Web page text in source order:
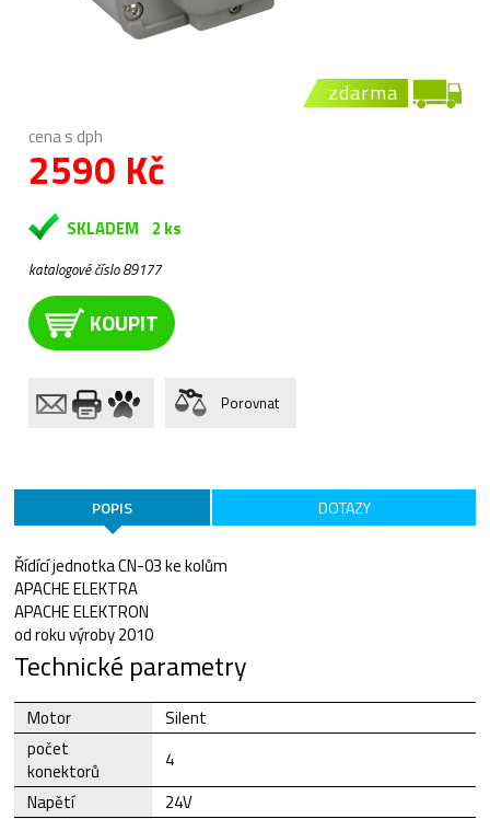
zdarma
cena s dph
2590 Kč
SKLADEM 2 ks
katalogové číslo 89177
KOUPIT
Porovnat
POPIS DOTAZY
Řídící jednotka CN-03 ke kolům
APACHE ELEKTRA
APACHE ELEKTRON
od roku výroby 2010
Technické parametry
Motor
Silent
počet
konektorů
4
Napětí
24V